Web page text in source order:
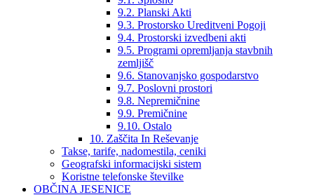
9.2. Planski Akti
9.3. Prostorsko Ureditveni Pogoji
9.4. Prostorski izvedbeni akti
9.5. Programi opremljanja stavbnih
zemljišč
9.6. Stanovanjsko gospodarstvo
9.7. Poslovni prostori
9.8. Nepremičnine
9.9. Premičnine
9.10. Ostalo
10. Zaščita In Reševanje
Takse, tarife, nadomestila, ceniki
Geografski informacijski sistem
Koristne telefonske številke
OBČINA JESENICE